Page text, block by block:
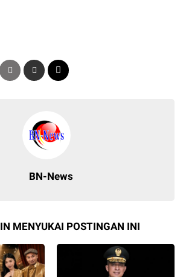
BN-News
MENYUKAI POSTINGAN INI